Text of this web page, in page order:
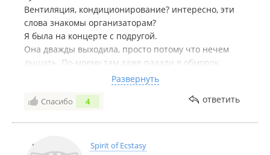
Вентиляция, кондиционирование? интересно, эти
слова знакомы организаторам?
Я была на концерте с подругой.
Она дважды выходила, просто потому что нечем
дышать. По-моему там даже падали в обморок.
И это не удивительно, совсем.
Площадка не подготовлена вовсе для концертов
Развернуть
Спасибо 4 ответить
Spirit of Ecstasy